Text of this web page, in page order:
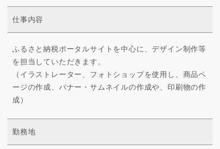
仕事内容
ふるさと納税ポータルサイトを中心に、デザイン制作等
を担当していただきます。
（イラストレーター、フォトショップを使用し、商品ペ
ージの作成、バナー・サムネイルの作成や、印刷物の作
成）
勤務地